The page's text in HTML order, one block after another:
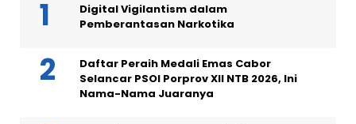
Digital Vigilantism dalam
Pemberantasan Narkotika
Daftar Peraih Medali Emas Cabor
Selancar PSOI Porprov XII NTB 2026, Ini
Nama-Nama Juaranya